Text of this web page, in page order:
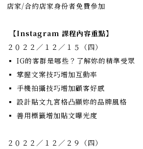
店家/合約店家身份者免費參加⠀⠀⠀
【Instagram 課程內容重點】
２０２２／１２／１５（四）
▪ IG的客群是哪些？了解妳的精準受眾
▪ 掌握文案技巧增加互動率
▪ 手機拍攝技巧增加顧客好感
▪ 設計貼文九宮格凸顯妳的品牌風格
▪ 善用標籤增加貼文曝光度
２０２２／１２／２９（四）